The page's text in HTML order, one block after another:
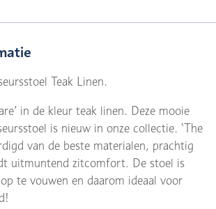
Teak Linen.
in de kleur teak linen. Deze mooie
is nieuw in onze collectie. ‘The
van de beste materialen, prachtig
uitmuntend zitcomfort. De stoel is
te vouwen en daarom ideaal voor